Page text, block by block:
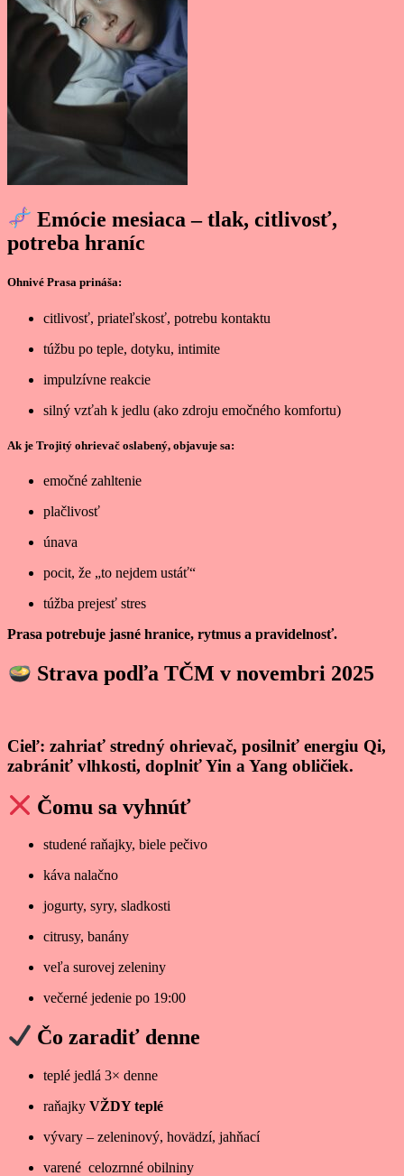
Emócie mesiaca – tlak, citlivosť,
potreba hraníc
Ohnivé Prasa prináša:
citlivosť, priateľskosť, potrebu kontaktu
túžbu po teple, dotyku, intimite
impulzívne reakcie
silný vzťah k jedlu (ako zdroju emočného komfortu)
Ak je Trojitý ohrievač oslabený, objavuje sa:
emočné zahltenie
plačlivosť
únava
pocit, že „to nejdem ustáť“
túžba prejesť stres
Prasa potrebuje jasné hranice, rytmus a pravidelnosť.
Strava podľa TČM v novembri 2025
Cieľ: zahriať stredný ohrievač, posilniť energiu Qi,
zabrániť vlhkosti, doplniť Yin a Yang obličiek.
Čomu sa vyhnúť
studené raňajky, biele pečivo
káva nalačno
jogurty, syry, sladkosti
citrusy, banány
veľa surovej zeleniny
večerné jedenie po 19:00
Čo zaradiť denne
teplé jedlá 3× denne
raňajky VŽDY teplé
vývary – zeleninový, hovädzí, jahňací
varené celozrnné obilniny